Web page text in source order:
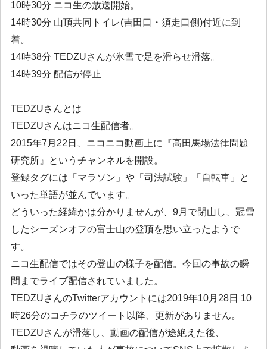
10時30分 ニコ生の放送開始。
14時30分 山頂共同トイレ(吉田口・須走口側)付近に到
着。
14時38分 TEDZUさんが氷雪で足を滑らせ滑落。
14時39分 配信が停止
TEDZUさんとは
TEDZUさんはニコ生配信者。
2015年7月22日、ニコニコ動画上に『高田馬場法律問題
研究所』というチャンネルを開設。
登録タグには「マラソン」や「司法試験」「自転車」と
いった単語が並んでいます。
どういった経緯かは分かりませんが、9月で閉山し、冠雪
したシーズンオフの富士山の登頂を思い立ったようで
す。
ニコ生配信ではその登山の様子を配信。今回の事故の瞬
間までライブ配信されていました。
TEDZUさんのTwitterアカウントには2019年10月28日 10
時26分のコチラのツイート以降、更新がありません。
TEDZUさんが滑落し、動画の配信が途絶えた後、